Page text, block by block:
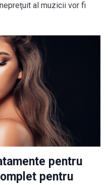
al muzicii vor fi
pentru
pentru